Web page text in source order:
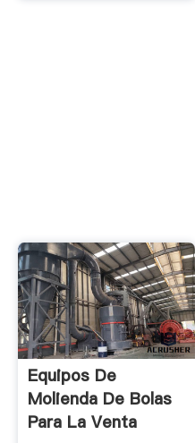
Equipos De
Molienda De Bolas
Para La Venta